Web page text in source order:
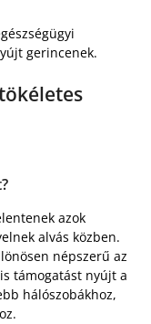
gerincenek.
azok
alvás közben.
népszerű az
támogatást nyújt a
hálószobákhoz,